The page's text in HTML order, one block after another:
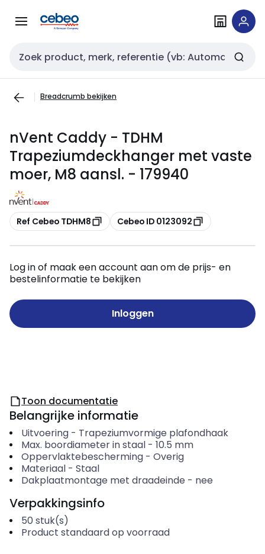
naar
naar
Zoekveld invoer
Breadcrumb bekijken
nVent Caddy - TDHM
Trapeziumdeckhanger met vaste
moer, M8 aansl. - 179940
Kopiëren
Ref Cebeo TDHM8 Kopiëren
Cebeo ID 0123092
Log in of maak een account aan om de prijs- en
bestelinformatie te bekijken
Inloggen
Toon documentatie
Belangrijke informatie
Uitvoering- Trapeziumvormige plafondhaak
Max. boordiameter in staal- 10.5 mm
Oppervlaktebescherming- Overig
Materiaal- Staal
Dakplaatmontage met draadeinde - nee
Verpakkingsinfo
50 stuk(s)
Product standaard op voorraad